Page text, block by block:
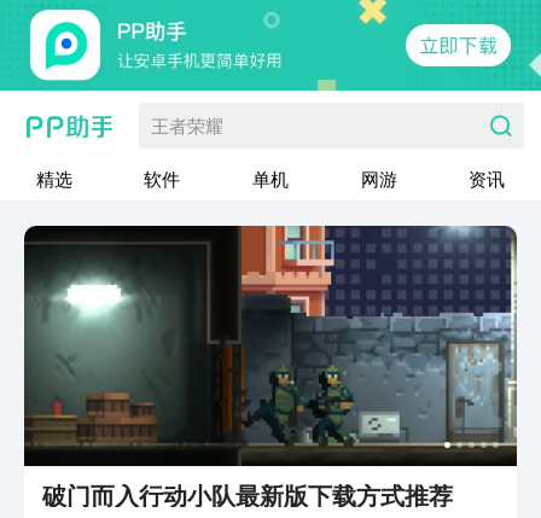
王者荣耀
精选 软件 单机 网游 资讯
破门而入行动小队最新版下载方式推荐